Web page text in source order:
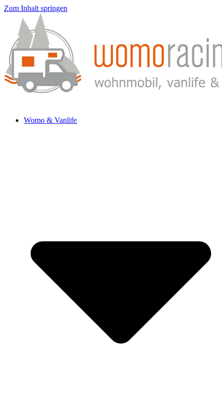
Zum Inhalt springen
Womo & Vanlife